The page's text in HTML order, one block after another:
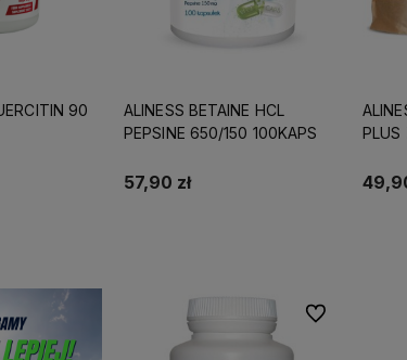
90
ALINESS BETAINE HCL
PEPSINE 650/150 100KAPS
57,90 zł
PLUS
Do ulubionych